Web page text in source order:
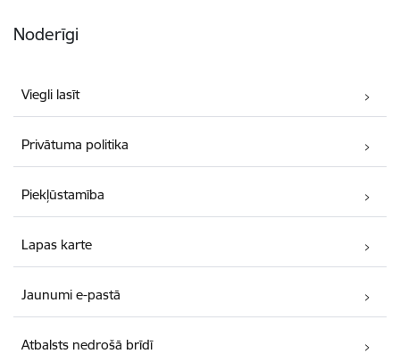
Noderīgi
Viegli lasīt
Privātuma politika
Piekļūstamība
Lapas karte
Jaunumi e-pastā
Atbalsts nedrošā brīdī